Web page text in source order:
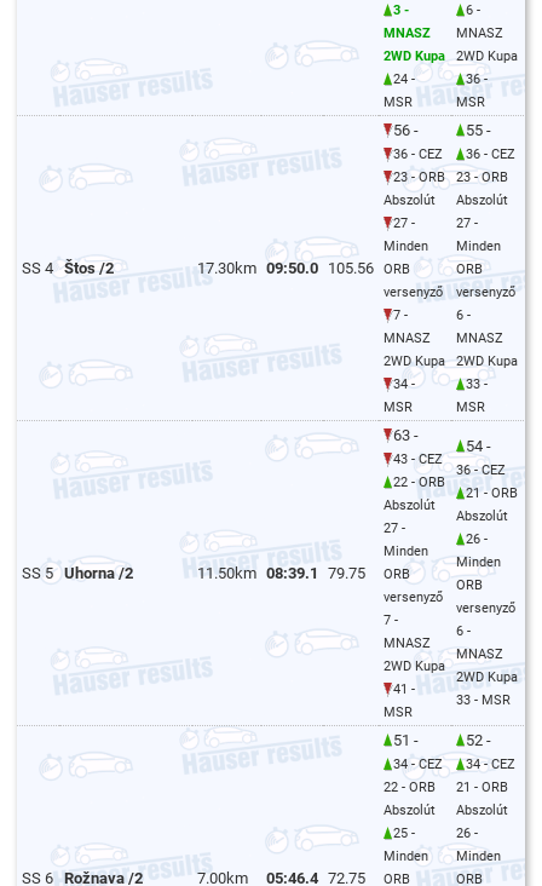
3 -
MNASZ
2WD Kupa
24 -
MSR
6 -
MNASZ
2WD Kupa
36 -
MSR
SS 4 Štos /2 17.30km 09:50.0 105.56
56 -
36 - CEZ
23 - ORB
Abszolút
27 -
Minden
ORB
versenyző
7 -
MNASZ
2WD Kupa
34 -
MSR
55 -
36 - CEZ
23 - ORB
Abszolút
27 -
Minden
ORB
versenyző
6 -
MNASZ
2WD Kupa
33 -
MSR
SS 5 Uhorna /2 11.50km 08:39.1 79.75
63 -
43 - CEZ
22 - ORB
Abszolút
27 -
Minden
ORB
versenyző
7 -
MNASZ
2WD Kupa
41 -
MSR
54 -
36 - CEZ
21 - ORB
Abszolút
26 -
Minden
ORB
versenyző
6 -
MNASZ
2WD Kupa
33 - MSR
SS 6 Rožnava /2 7.00km 05:46.4 72.75
51 -
34 - CEZ
22 - ORB
Abszolút
25 -
Minden
ORB
52 -
34 - CEZ
21 - ORB
Abszolút
26 -
Minden
ORB